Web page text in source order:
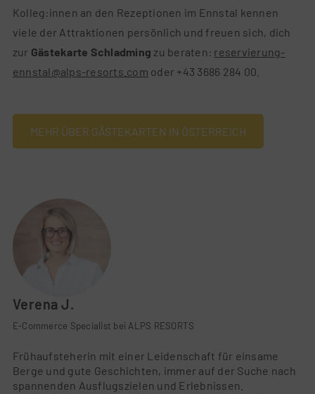
Kolleg:innen an den Rezeptionen im Ennstal kennen
viele der Attraktionen persönlich und freuen sich, dich
zur Gästekarte Schladming zu beraten: reservierung-
ennstal@alps-resorts.com oder +43 3686 284 00.
MEHR ÜBER GÄSTEKARTEN IN ÖSTERREICH
Verena J.
E-Commerce Specialist bei ALPS RESORTS
Frühaufsteherin mit einer Leidenschaft für einsame
Berge und gute Geschichten, immer auf der Suche nach
spannenden Ausflugszielen und Erlebnissen.